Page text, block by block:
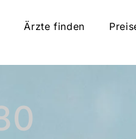
Ärzte finden